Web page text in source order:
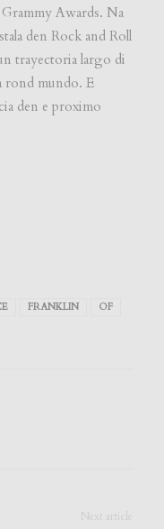
Awards. Na
den Rock and Roll
trayectoria largo di
rond mundo. E
den e proximo
FRANKLIN
OF
Next article